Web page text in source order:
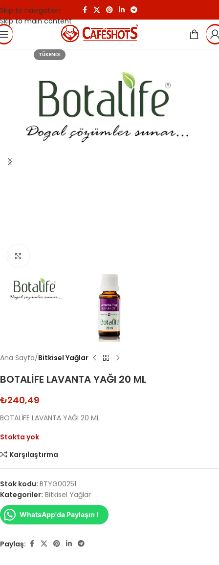
Skip to navigation
Skip to main content
TÜKENDI
Ana Sayfa Bitkisel Yağlar
BOTALİFE LAVANTA YAĞI 20 ML
₺240,49
BOTALİFE LAVANTA YAĞI 20 ML
Stokta yok
Karşılaştırma
Stok kodu: BTYG00251
Kategoriler: Bitkisel Yağlar
WhatsApp'da Paylaşın !
Paylaş: